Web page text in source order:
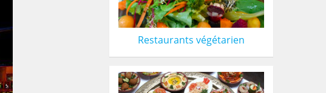
Restaurants végétarien